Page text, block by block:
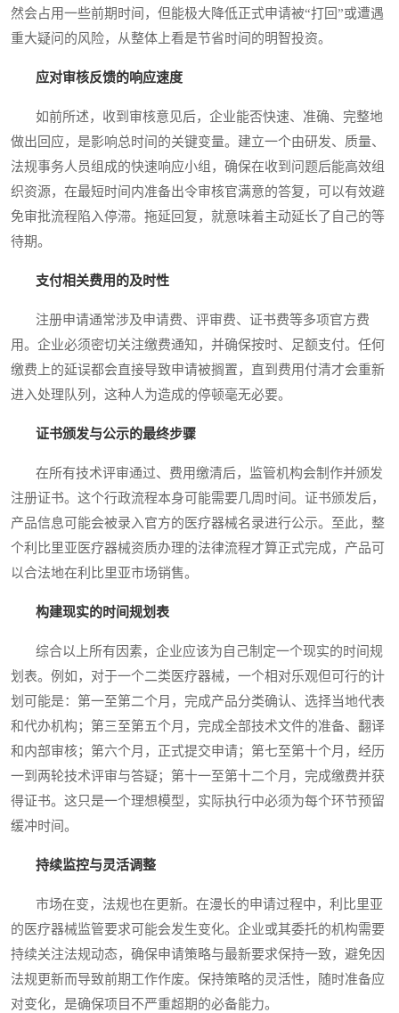
然会占用一些前期时间，但能极大降低正式申请被“打回”或遭遇
重大疑问的风险，从整体上看是节省时间的明智投资。
应对审核反馈的响应速度
如前所述，收到审核意见后，企业能否快速、准确、完整地
做出回应，是影响总时间的关键变量。建立一个由研发、质量、
法规事务人员组成的快速响应小组，确保在收到问题后能高效组
织资源，在最短时间内准备出令审核官满意的答复，可以有效避
免审批流程陷入停滞。拖延回复，就意味着主动延长了自己的等
待期。
支付相关费用的及时性
注册申请通常涉及申请费、评审费、证书费等多项官方费
用。企业必须密切关注缴费通知，并确保按时、足额支付。任何
缴费上的延误都会直接导致申请被搁置，直到费用付清才会重新
进入处理队列，这种人为造成的停顿毫无必要。
证书颁发与公示的最终步骤
在所有技术评审通过、费用缴清后，监管机构会制作并颁发
注册证书。这个行政流程本身可能需要几周时间。证书颁发后，
产品信息可能会被录入官方的医疗器械名录进行公示。至此，整
个利比里亚医疗器械资质办理的法律流程才算正式完成，产品可
以合法地在利比里亚市场销售。
构建现实的时间规划表
综合以上所有因素，企业应该为自己制定一个现实的时间规
划表。例如，对于一个二类医疗器械，一个相对乐观但可行的计
划可能是：第一至第二个月，完成产品分类确认、选择当地代表
和代办机构；第三至第五个月，完成全部技术文件的准备、翻译
和内部审核；第六个月，正式提交申请；第七至第十个月，经历
一到两轮技术评审与答疑；第十一至第十二个月，完成缴费并获
得证书。这只是一个理想模型，实际执行中必须为每个环节预留
缓冲时间。
持续监控与灵活调整
市场在变，法规也在更新。在漫长的申请过程中，利比里亚
的医疗器械监管要求可能会发生变化。企业或其委托的机构需要
持续关注法规动态，确保申请策略与最新要求保持一致，避免因
法规更新而导致前期工作作废。保持策略的灵活性，随时准备应
对变化，是确保项目不严重超期的必备能力。